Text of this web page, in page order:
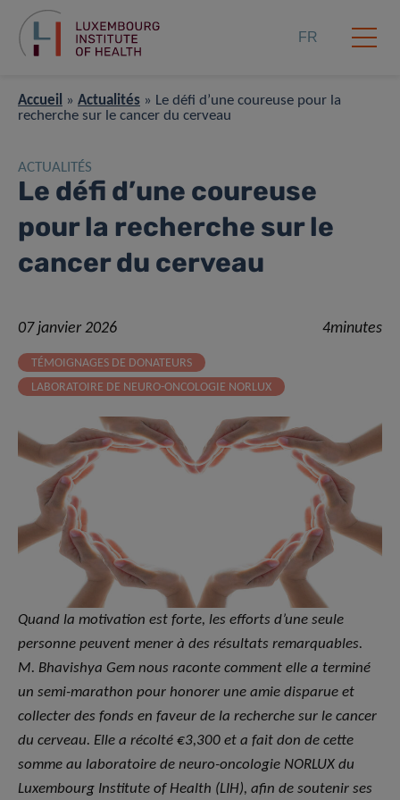
FR
Accueil » Actualités » Le défi d’une coureuse pour la
recherche sur le cancer du cerveau
ACTUALITÉS
Le défi d’une coureuse
pour la recherche sur le
cancer du cerveau
07 janvier 2026 4minutes
TÉMOIGNAGES DE DONATEURS
LABORATOIRE DE NEURO-ONCOLOGIE NORLUX
Quand la motivation est forte, les efforts d’une seule
personne peuvent mener à des résultats remarquables.
M. Bhavishya Gem nous raconte comment elle a terminé
un semi-marathon pour honorer une amie disparue et
collecter des fonds en faveur de la recherche sur le cancer
du cerveau. Elle a récolté €3,300 et a fait don de cette
somme au laboratoire de neuro-oncologie NORLUX du
Luxembourg Institute of Health (LIH), afin de soutenir ses